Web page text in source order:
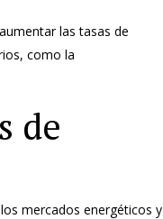
las tasas de
como la
de
mercados energéticos y